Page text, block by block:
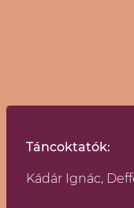
Táncoktatók:​
Kádár Ignác,